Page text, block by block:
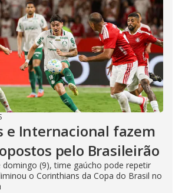
e Internacional fazem
pelo Brasileirão
domingo (9), time gaúcho pode repetir
o Corinthians da Copa do Brasil no